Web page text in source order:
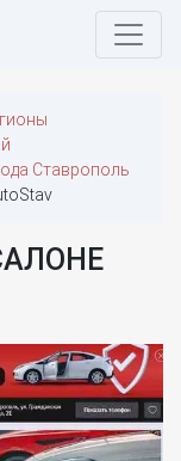
Ставрополь